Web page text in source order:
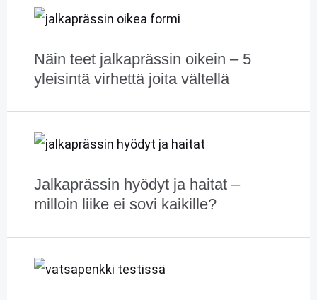
Näin teet jalkaprässin oikein – 5
yleisintä virhettä joita vältellä
Jalkaprässin hyödyt ja haitat –
milloin liike ei sovi kaikille?